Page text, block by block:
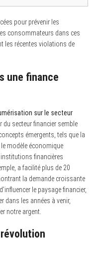
pour prévenir les
consommateurs dans ces
les récentes violations de
une finance
sur le secteur
du secteur financier semble
émergents, tels que la
le modèle économique
financières
a facilité plus de 20
la demande croissante
le paysage financier,
dans les années à venir,
notre argent.